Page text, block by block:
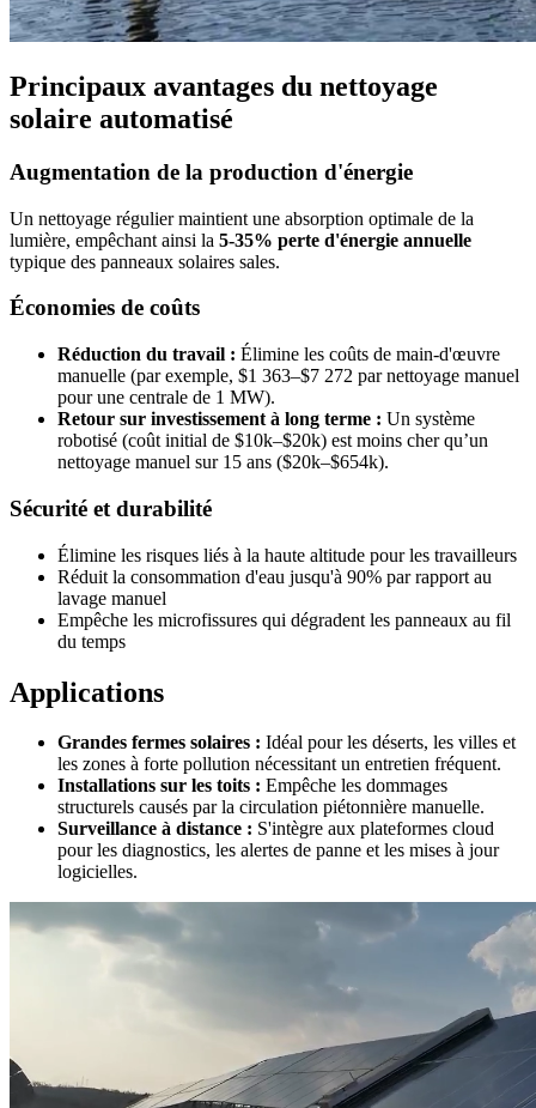
Principaux avantages du nettoyage
solaire automatisé
Augmentation de la production d'énergie
Un nettoyage régulier maintient une absorption optimale de la
lumière, empêchant ainsi la 5-35% perte d'énergie annuelle
typique des panneaux solaires sales.
Économies de coûts
Réduction du travail : Élimine les coûts de main-d'œuvre
manuelle (par exemple, $1 363–$7 272 par nettoyage manuel
pour une centrale de 1 MW).
Retour sur investissement à long terme : Un système
robotisé (coût initial de $10k–$20k) est moins cher qu’un
nettoyage manuel sur 15 ans ($20k–$654k).
Sécurité et durabilité
Élimine les risques liés à la haute altitude pour les travailleurs
Réduit la consommation d'eau jusqu'à 90% par rapport au
lavage manuel
Empêche les microfissures qui dégradent les panneaux au fil
du temps
Applications
Grandes fermes solaires : Idéal pour les déserts, les villes et
les zones à forte pollution nécessitant un entretien fréquent.
Installations sur les toits : Empêche les dommages
structurels causés par la circulation piétonnière manuelle.
Surveillance à distance : S'intègre aux plateformes cloud
pour les diagnostics, les alertes de panne et les mises à jour
logicielles.